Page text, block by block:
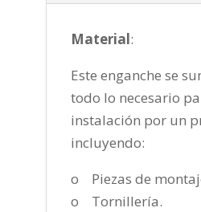
Material:
Este enganche se
todo lo necesario
instalación por un
incluyendo:
o Piezas de
o Tornillería.